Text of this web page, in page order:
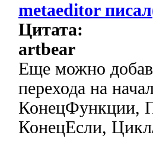
metaeditor
Цитата:
artbear
Еще можно
перехода на
КонецФункции,
КонецЕсли,